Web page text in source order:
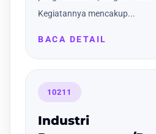
Kegiatannya mencakup...
BACA DETAIL
10211
Industri